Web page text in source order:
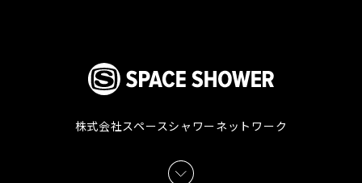
株式会社スペースシャワーネットワーク